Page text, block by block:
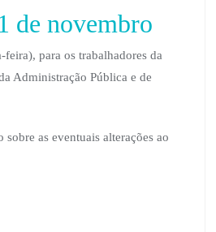
de novembro
para os trabalhadores da
Administração Pública e de
as eventuais alterações ao